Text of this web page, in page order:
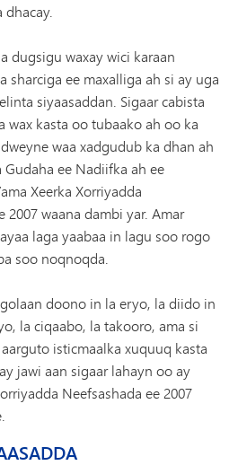
dugsigu waxay wici karaan
sharciga ee maxalliga ah si ay uga
siyaasaddan. Sigaar cabista
wax kasta oo tubaako ah oo ka
waa xadgudub ka dhan ah
Gudaha ee Nadiifka ah ee
Xeerka Xorriyadda
2007 waana dambi yar. Amar
laga yaabaa in lagu soo rogo
soo noqnoqda.
doono in la eryo, la diido in
la ciqaabo, la takooro, ama si
isticmaalka xuquuq kasta
jawi aan sigaar lahayn oo ay
Neefsashada ee 2007